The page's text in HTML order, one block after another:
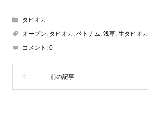
タピオカ
オープン タピオカ ベトナム 浅草, 生タピオカ
コメント: 0